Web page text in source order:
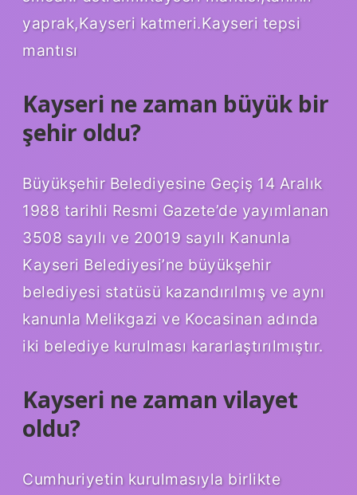
yaprak,Kayseri katmeri.Kayseri tepsi
mantısı
Kayseri ne zaman büyük bir
şehir oldu?
Büyükşehir Belediyesine Geçiş 14 Aralık
1988 tarihli Resmi Gazete’de yayımlanan
3508 sayılı ve 20019 sayılı Kanunla
Kayseri Belediyesi’ne büyükşehir
belediyesi statüsü kazandırılmış ve aynı
kanunla Melikgazi ve Kocasinan adında
iki belediye kurulması kararlaştırılmıştır.
Kayseri ne zaman vilayet
oldu?
Cumhuriyetin kurulmasıyla birlikte